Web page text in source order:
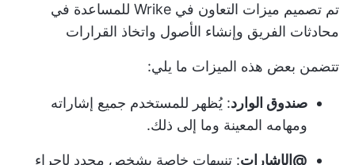
تم تصميم ميزات التعاون في Wrike للمساعدة في
محادثات الفريق وإنشاء الأصول واتخاذ القرارات
تتضمن بعض هذه الميزات ما يلي:
صندوق الوارد: يُظهر للمستخدم جميع إشاراته
ومهامه المعينة وما إلى ذلك.
@الإشارات: تنبيهات خاصة بشخص محدد لإجراء